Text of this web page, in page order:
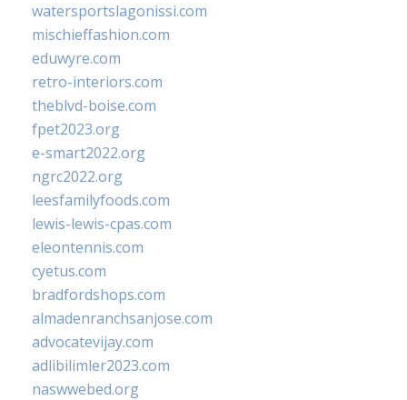
watersportslagonissi.com
mischieffashion.com
eduwyre.com
retro-interiors.com
theblvd-boise.com
fpet2023.org
e-smart2022.org
ngrc2022.org
leesfamilyfoods.com
lewis-lewis-cpas.com
eleontennis.com
cyetus.com
bradfordshops.com
almadenranchsanjose.com
advocatevijay.com
adlibilimler2023.com
naswwebed.org